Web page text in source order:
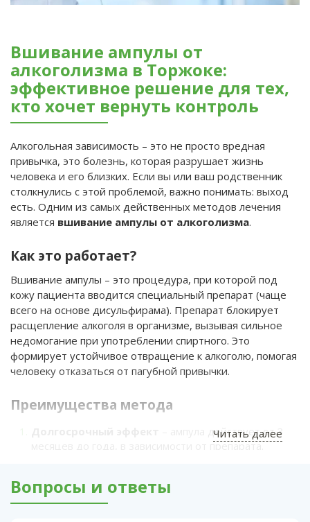
Вшивание ампулы от
алкоголизма в Торжоке:
эффективное решение для тех,
кто хочет вернуть контроль
Алкогольная зависимость – это не просто вредная
привычка, это болезнь, которая разрушает жизнь
человека и его близких. Если вы или ваш родственник
столкнулись с этой проблемой, важно понимать: выход
есть. Одним из самых действенных методов лечения
является вшивание ампулы от алкоголизма.
Как это работает?
Вшивание ампулы – это процедура, при которой под
кожу пациента вводится специальный препарат (чаще
всего на основе дисульфирама). Препарат блокирует
расщепление алкоголя в организме, вызывая сильное
недомогание при употреблении спиртного. Это
формирует устойчивое отвращение к алкоголю, помогая
человеку отказаться от пагубной привычки.
Преимущества метода
– ампула действует от 3
месяцев до года, в зависимости от препарата.
нужно ежедневно принимать таблетки или
посещать врача.
Читать далее
Вопросы и ответы